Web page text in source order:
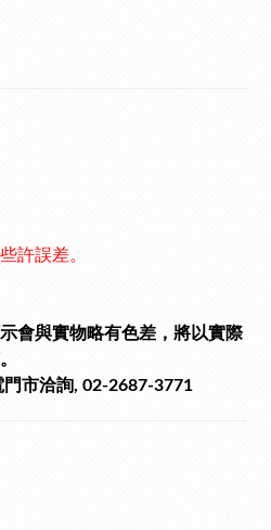
許誤差。
會與實物略有色差，將以實際
市洽詢, 02-2687-3771